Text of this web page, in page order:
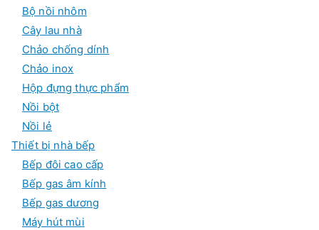
Bộ nồi nhôm
Cây lau nhà
Chảo chống dính
Chảo inox
Hộp đựng thực phẩm
Nồi bột
Nồi lẻ
Thiết bị nhà bếp
Bếp đôi cao cấp
Bếp gas âm kính
Bếp gas dương
Máy hút mùi